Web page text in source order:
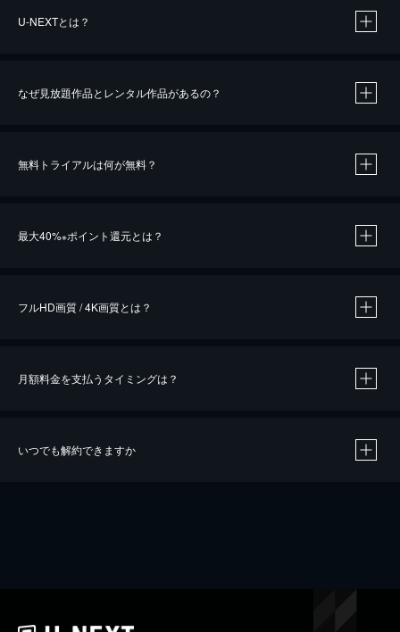
U-NEXTとは？
なぜ見放題作品とレンタル作品があるの？
無料トライアルは何が無料？
最大40%※ポイント還元とは？
※40％ポイント還元の対象は、クレジットカード決済による作品の購入 / レンタルです。
iOSアプリのUコイン決済による作品の購入 / レンタルは、20％のポイント還元です。
フルHD画質 / 4K画質とは？
月額料金を支払うタイミングは？
いつでも解約できますか